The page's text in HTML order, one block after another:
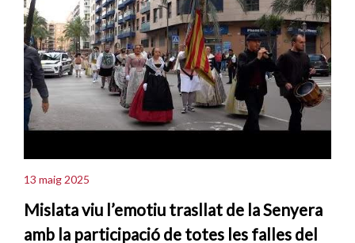
13 maig 2025
Mislata viu l’emotiu trasllat de la Senyera
amb la participació de totes les falles del